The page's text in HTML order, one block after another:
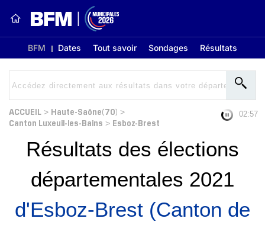
BFM Dates Tout savoir Sondages Résultats
ACCUEIL > Haute-Saône(70) >
Canton Luxeuil-les-Bains > Esboz-Brest
02:56
Résultats des élections
départementales 2021
d'Esboz-Brest (Canton de